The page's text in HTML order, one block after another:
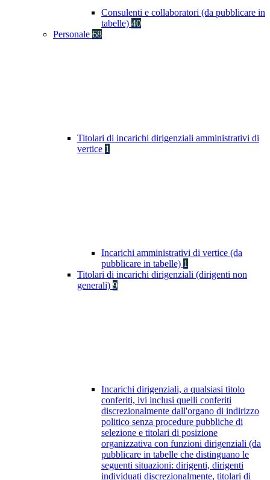
Consulenti e collaboratori (da pubblicare in
tabelle) 40
Personale 68
Titolari di incarichi dirigenziali amministrativi di
vertice 1
Incarichi amministrativi di vertice (da
pubblicare in tabelle) 1
Titolari di incarichi dirigenziali (dirigenti non
generali) 9
Incarichi dirigenziali, a qualsiasi titolo
conferiti, ivi inclusi quelli conferiti
discrezionalmente dall'organo di indirizzo
politico senza procedure pubbliche di
selezione e titolari di posizione
organizzativa con funzioni dirigenziali (da
pubblicare in tabelle che distinguano le
seguenti situazioni: dirigenti, dirigenti
individuati discrezionalmente, titolari di